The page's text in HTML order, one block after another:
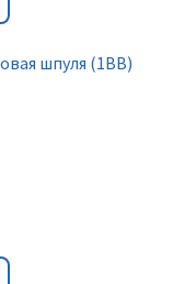
шпуля (1BB)